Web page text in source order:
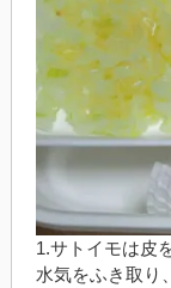
1.サトイモは皮
水気をふき取り、